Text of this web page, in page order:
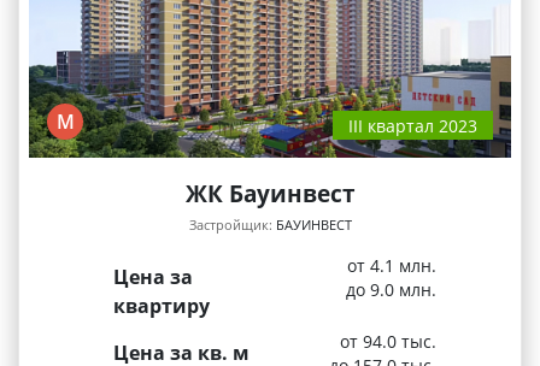
М III квартал 2023
ЖК Бауинвест
Застройщик: БАУИНВЕСТ
Цена за
квартиру
от 4.1 млн.
до 9.0 млн.
Цена за кв. м
от 94.0 тыс.